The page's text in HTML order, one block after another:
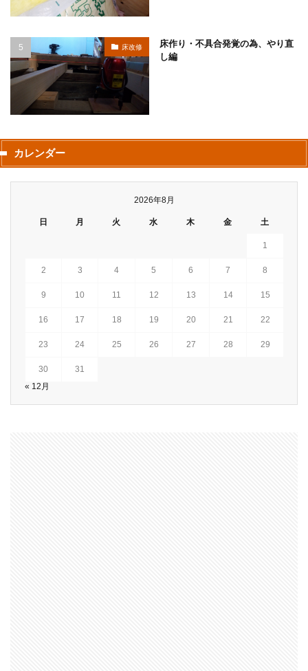
床改修
床作り・不具合発覚の為、やり直
し編
カレンダー
2026年8月
日 月 火 水 木 金 土
1
2 3 4 5 6 7 8
9 10 11 12 13 14 15
16 17 18 19 20 21 22
23 24 25 26 27 28 29
30
31
« 12月